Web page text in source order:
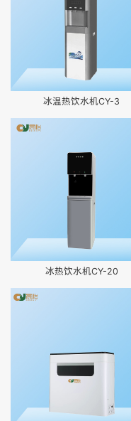
冰温热饮水机CY-3
冰热饮水机CY-20